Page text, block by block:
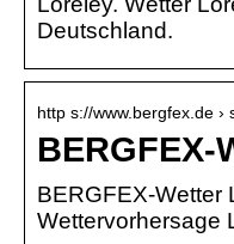
Deutschland.
http s://www.bergfex.de ›
BERGFEX-
BERGFEX-Wetter
Wettervorhersage